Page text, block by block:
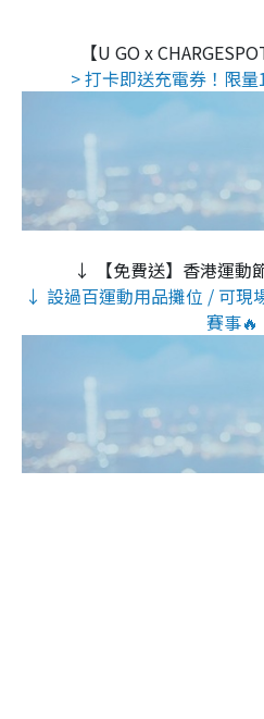
【U GO x
> 打卡即送充電券！限
↓ 【免費送】香港運動
↓ 設過百運動用品攤位 / 可現
賽事